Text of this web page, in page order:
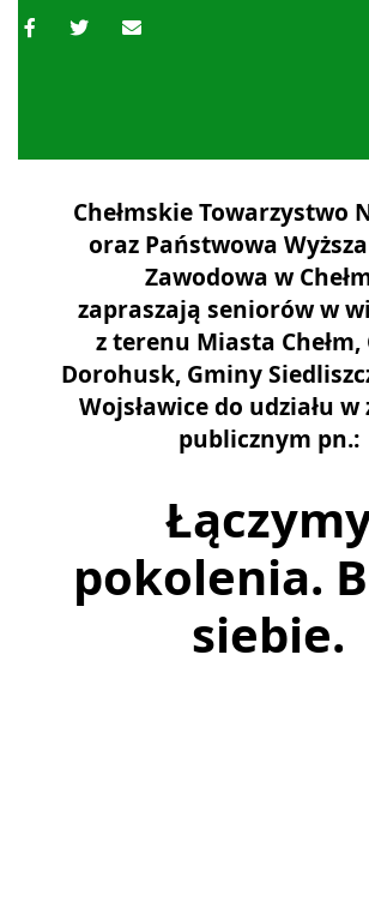
Chełmskie Towarzystwo
oraz Państwowa Wyższa
Zawodowa w
zapraszają seniorów w
z terenu Miasta
Dorohusk, Gminy
Wojsławice do udziału
publicznym pn.:
pokolenia.
siebie.